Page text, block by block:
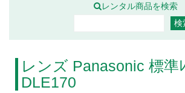
レンタル商品を検索
レンズ Panasonic 標準
DLE170